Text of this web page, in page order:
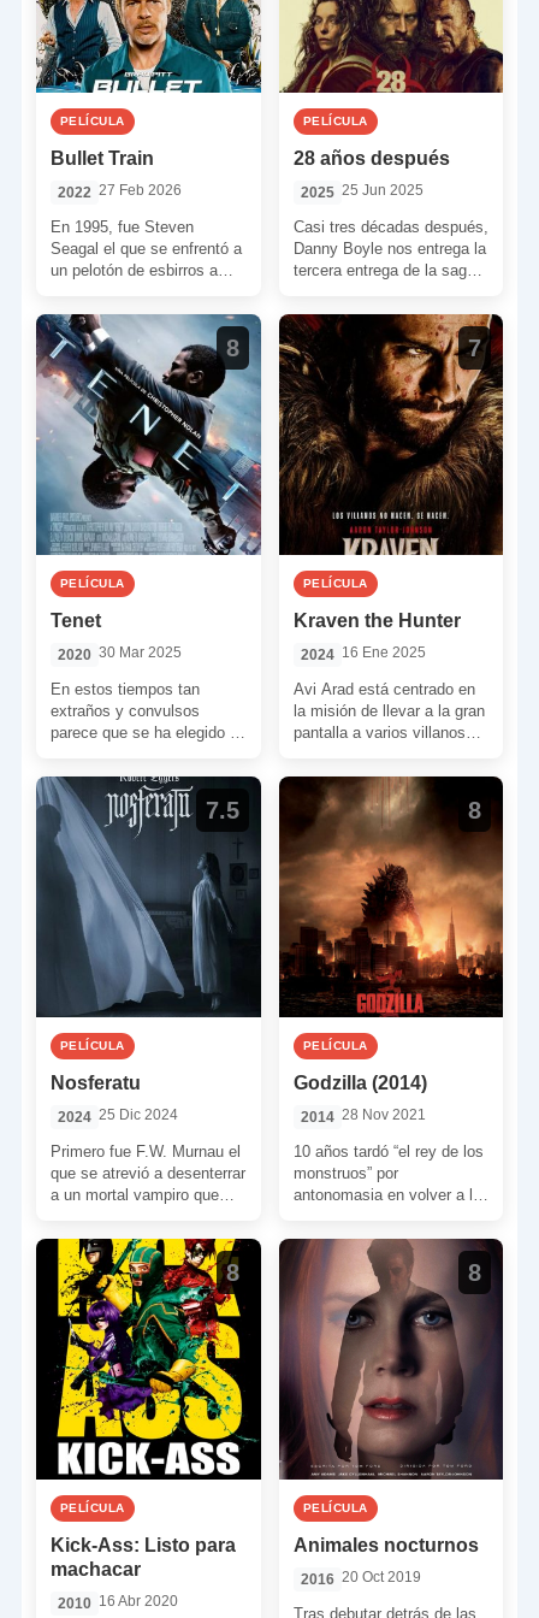
PELÍCULA
Bullet Train
2022 27 Feb 2026
En 1995, fue Steven
Seagal el que se enfrentó a
un pelotón de esbirros a
PELÍCULA
28 años después
2025 25 Jun 2025
Casi tres décadas después,
Danny Boyle nos entrega la
tercera entrega de la saga
[…]
8
PELÍCULA
Tenet
2020 30 Mar 2025
En estos tiempos tan
extraños y convulsos
parece que se ha elegido a
salvador de los cines. […]
7
PELÍCULA
Kraven the Hunter
2024 16 Ene 2025
Avi Arad está centrado en
la misión de llevar a la gran
pantalla a varios villanos
[…]
7.5
PELÍCULA
Nosferatu
2024 25 Dic 2024
Primero fue F.W. Murnau el
que se atrevió a desenterrar
a un mortal vampiro que
Posteriormente su tumba
[…]
8
PELÍCULA
Godzilla (2014)
2014 28 Nov 2021
10 años tardó “el rey de los
monstruos” por
antonomasia en volver a la
director Gareth Edwards se
atrevió a […]
8
PELÍCULA
Kick-Ass: Listo para
machacar
2010 16 Abr 2020
8
PELÍCULA
Animales nocturnos
2016 20 Oct 2019
Tras debutar detrás de las